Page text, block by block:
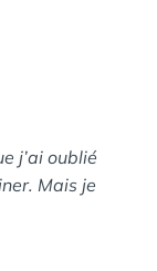
j’ai oublié
Mais je